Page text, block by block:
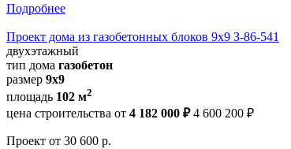
Подробнее
Проект дома из газобетонных блоков 9х9 З-86-541
двухэтажный
тип дома газобетон
размер 9х9
площадь 102 м2
цена строительства от 4 182 000 ₽ 4 600 200 ₽
Проект от 30 600 р.